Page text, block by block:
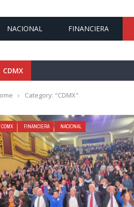
NACIONAL FINANCIERA
CDMX
› Category: "CDMX"
CDMX FINANCIERA NACIONAL